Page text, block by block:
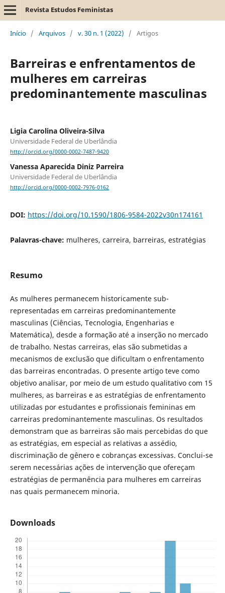
Revista Estudos Feministas
Início / Arquivos / v. 30 n. 1 (2022) / Artigos
Barreiras e enfrentamentos de
mulheres em carreiras
predominantemente masculinas
Ligia Carolina Oliveira-Silva
Universidade Federal de Uberlândia
http://orcid.org/0000-0002-7487-9420
Vanessa Aparecida Diniz Parreira
Universidade Federal de Uberlândia
http://orcid.org/0000-0002-7976-0162
DOI: https://doi.org/10.1590/1806-9584-2022v30n174161
Palavras-chave: mulheres, carreira, barreiras, estratégias
Resumo
As mulheres permanecem historicamente sub-
representadas em carreiras predominantemente
masculinas (Ciências, Tecnologia, Engenharias e
Matemática), desde a formação até a inserção no mercado
de trabalho. Nestas carreiras, elas são submetidas a
mecanismos de exclusão que dificultam o enfrentamento
das barreiras encontradas. O presente artigo teve como
objetivo analisar, por meio de um estudo qualitativo com 15
mulheres, as barreiras e as estratégias de enfrentamento
utilizadas por estudantes e profissionais femininas em
carreiras predominantemente masculinas. Os resultados
demonstram que as barreiras são mais percebidas do que
as estratégias, em especial as relativas a assédio,
discriminação de gênero e cobranças excessivas. Conclui-se
serem necessárias ações de intervenção que ofereçam
estratégias de permanência para mulheres em carreiras
nas quais permanecem minoria.
Downloads